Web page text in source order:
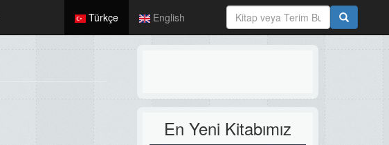
Türkçe English
En Yeni Kitabımız